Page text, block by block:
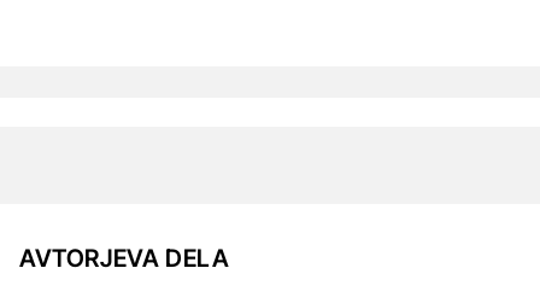
AVTORJEVA DELA